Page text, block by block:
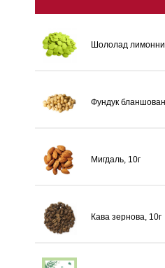
Шололад
Фундук
Мигдаль, 10г
Кава зернова, 10г